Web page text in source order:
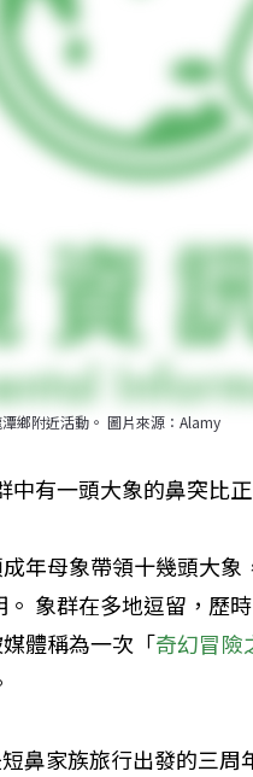
鄉附近活動。 圖片來源：Alamy
中有一頭大象的鼻突比
年母象帶領十幾頭大
象群在多地逗留，歷
體稱為一次「奇幻冒險
短鼻家族旅行出發的三